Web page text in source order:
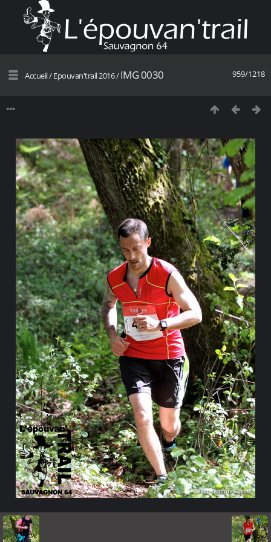
959/1218
Accueil/Epouvan'trail 2016/IMG 0030